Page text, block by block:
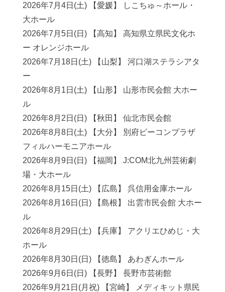
2026年7月4日(土) 【愛媛】 しこちゅ～ホール・
大ホール
2026年7月5日(日) 【高知】 高知県立県民文化ホ
ー オレンジホール
2026年7月18日(土) 【山梨】 河口湖ステラシアタ
ー
2026年8月1日(土) 【山形】 山形市民会館 大ホー
ル
2026年8月2日(日) 【秋田】 仙北市民会館
2026年8月8日(土) 【大分】 別府ビーコンプラザ
フィルハーモニアホール
2026年8月9日(日) 【福岡】 J:COM北九州芸術劇
場・大ホール
2026年8月15日(土) 【広島】 呉信用金庫ホール
2026年8月16日(日) 【島根】 出雲市民会館 大ホー
ル
2026年8月29日(土) 【兵庫】 アクリエひめじ・大
ホール
2026年8月30日(日) 【徳島】 あわぎんホール
2026年9月6日(日) 【長野】 長野市芸術館
2026年9月21日(月祝) 【宮崎】 メディキット県民